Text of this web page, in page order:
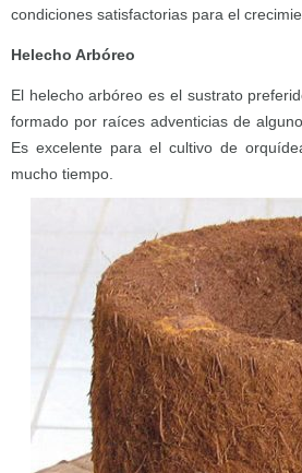
condiciones satisfactorias para el
Helecho Arbóreo
El helecho arbóreo es el sustrato
formado por raíces adventicias de
Es excelente para el cultivo de
mucho tiempo.